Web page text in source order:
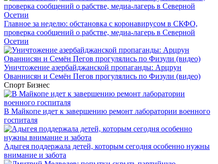
Главное за неделю: обстановка с коронавирусом в СКФО,
проверка сообщений о рабстве, медиа-лагерь в Северной
Осетии
Уничтожение азербайджанской пропаганды: Арцрун
Ованнисян и Семён Пегов прогулялись по Физули (видео)
Спорт Бизнес
В Майкопе идет к завершению ремонт лаборатории военного
госпиталя
Адыгея поддержала детей, которым сегодня особенно нужны
внимание и забота